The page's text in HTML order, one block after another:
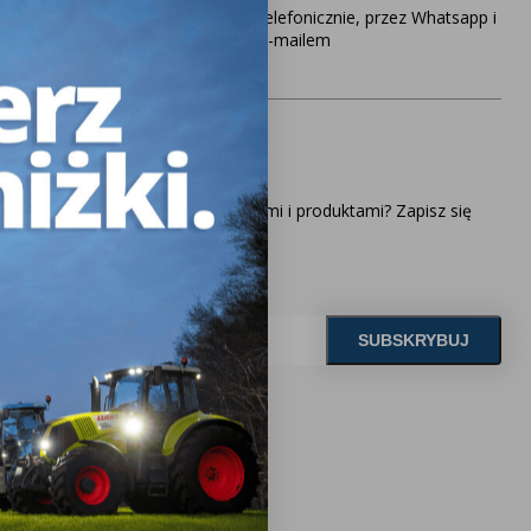
model i rocznik swojego ciągnika, a nasz
idealnie dopasowane lampy, zapewniające
oświetlenia.
TERAZ
telefonicznie, przez Whatsapp i
e-mailem
newslettera
z naszymi najnowszymi ofertami i produktami? Zapisz się